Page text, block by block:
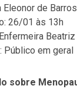
Eleonor de Barros
26/01 às 13h
Público em geral
sobre